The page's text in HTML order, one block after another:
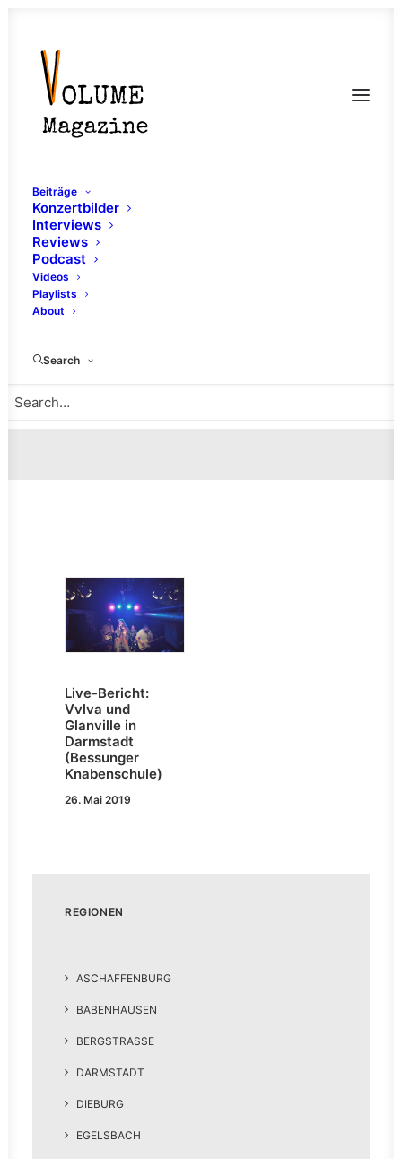
Beiträge
Konzertbilder
Interviews
Reviews
Podcast
Videos
Playlists
About
Search
Live-Bericht:
Vvlva und
Glanville in
Darmstadt
(Bessunger
Knabenschule)
26. Mai 2019
REGIONEN
ASCHAFFENBURG
BABENHAUSEN
BERGSTRASSE
DARMSTADT
DIEBURG
EGELSBACH